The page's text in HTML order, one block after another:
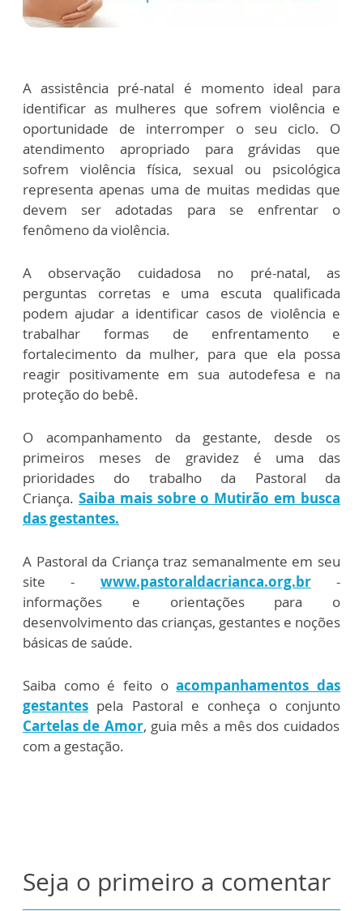
A assistência pré-natal é momento ideal para
identificar as mulheres que sofrem violência e
oportunidade de interromper o seu ciclo. O
atendimento apropriado para grávidas que
sofrem violência física, sexual ou psicológica
representa apenas uma de muitas medidas que
devem ser adotadas para se enfrentar o
fenômeno da violência.
A observação cuidadosa no pré-natal, as
perguntas corretas e uma escuta qualificada
podem ajudar a identificar casos de violência e
trabalhar formas de enfrentamento e
fortalecimento da mulher, para que ela possa
reagir positivamente em sua autodefesa e na
proteção do bebê.
O acompanhamento da gestante, desde os
primeiros meses de gravidez é uma das
prioridades do trabalho da Pastoral da
Criança. Saiba mais sobre o Mutirão em busca
das gestantes.
A Pastoral da Criança traz semanalmente em seu
site - www.pastoraldacrianca.org.br-
informações e orientações para o
desenvolvimento das crianças, gestantes e noções
básicas de saúde.
Saiba como é feito oacompanhamentos das
gestantes pela Pastoral e conheça o conjunto
Cartelas de Amor, guia mês a mês dos cuidados
com a gestação.
Seja o primeiro a comentar